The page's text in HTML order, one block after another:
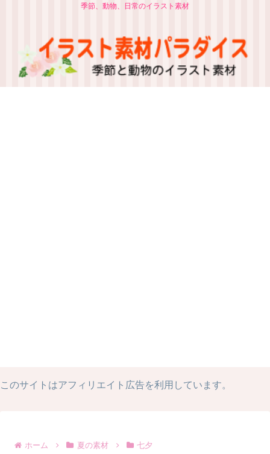
季節、動物、日常のイラスト素材
このサイトはアフィリエイト広告を利用しています。
ホーム 夏の素材 七夕